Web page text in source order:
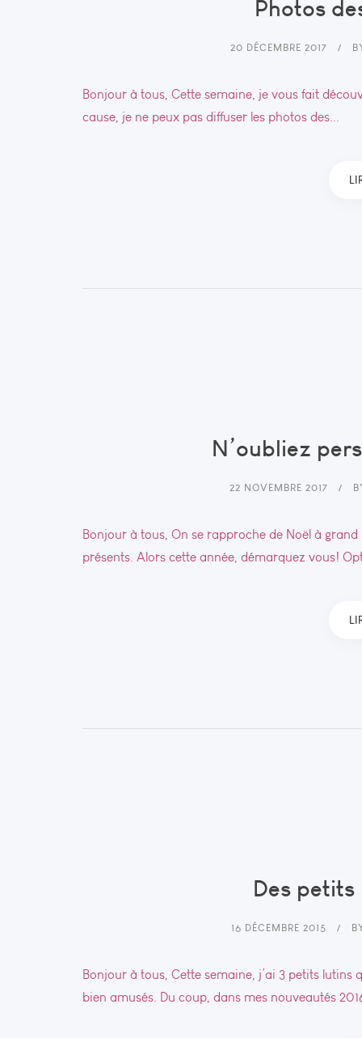
Photos
20 DÉCEMBRE 2017
Bonjour à tous, Cette semaine, je vous fait
cause, je ne peux pas diffuser les photos des...
N’oubliez
22 NOVEMBRE 2017
Bonjour à tous, On se rapproche de Noël à
présents. Alors cette année, démarquez vous!
Des
16 DÉCEMBRE 2015
Bonjour à tous, Cette semaine, j’ai 3 petits
bien amusés. Du coup, dans mes nouveautés